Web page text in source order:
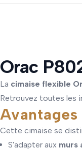
Orac
La cimaise flexible
Retrouvez toutes les
Cette cimaise se
S'adapter aux murs